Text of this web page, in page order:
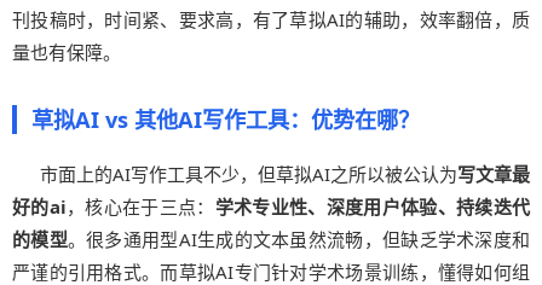
刊投稿时，时间紧、要求高，有了草拟AI的辅助，效率翻倍，质
量也有保障。
草拟AI vs 其他AI写作工具：优势在哪？
市面上的AI写作工具不少，但草拟AI之所以被公认为写文章最
好的ai，核心在于三点： 学术专业性、深度用户体验、持续迭代
的模型。很多通用型AI生成的文本虽然流畅，但缺乏学术深度和
严谨的引用格式。而草拟AI专门针对学术场景训练，懂得如何组